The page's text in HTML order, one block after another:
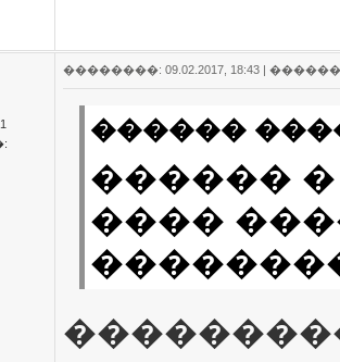
��������: 09.02.2017, 18:43 |
������
������
����